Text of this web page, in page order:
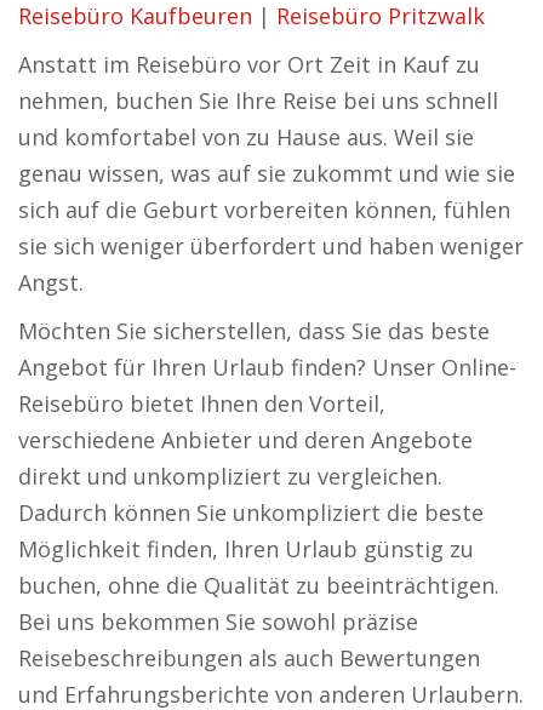
Reisebüro Kaufbeuren | Reisebüro Pritzwalk
Anstatt im Reisebüro vor Ort Zeit in Kauf zu
nehmen, buchen Sie Ihre Reise bei uns schnell
und komfortabel von zu Hause aus. Weil sie
genau wissen, was auf sie zukommt und wie sie
sich auf die Geburt vorbereiten können, fühlen
sie sich weniger überfordert und haben weniger
Angst.
Möchten Sie sicherstellen, dass Sie das beste
Angebot für Ihren Urlaub finden? Unser Online-
Reisebüro bietet Ihnen den Vorteil,
verschiedene Anbieter und deren Angebote
direkt und unkompliziert zu vergleichen.
Dadurch können Sie unkompliziert die beste
Möglichkeit finden, Ihren Urlaub günstig zu
buchen, ohne die Qualität zu beeinträchtigen.
Bei uns bekommen Sie sowohl präzise
Reisebeschreibungen als auch Bewertungen
und Erfahrungsberichte von anderen Urlaubern.